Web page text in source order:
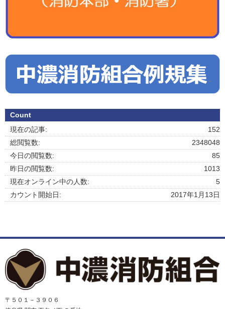
Count
152
現在の記事:
2348048
総閲覧数:
85
今日の閲覧数:
1013
昨日の閲覧数:
5
現在オンライン中の人数:
2017年1月13日
カウント開始日:
〒５０１－３９０６